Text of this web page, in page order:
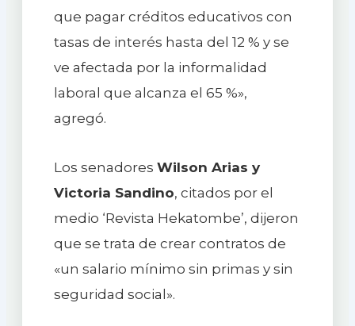
que pagar créditos educativos con
tasas de interés hasta del 12 % y se
ve afectada por la informalidad
laboral que alcanza el 65 %»,
agregó.
Los senadores Wilson Arias y
Victoria Sandino, citados por el
medio ‘Revista Hekatombe’, dijeron
que se trata de crear contratos de
«un salario mínimo sin primas y sin
seguridad social».